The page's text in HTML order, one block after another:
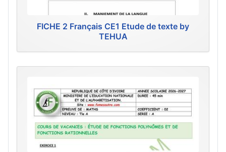
FICHE 2 Français CE1 Etude de texte by
TEHUA